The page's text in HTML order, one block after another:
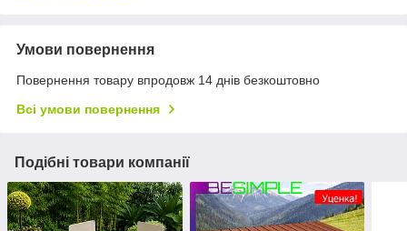
Умови повернення
Повернення товару впродовж 14 днів безкоштовно
Всі умови повернення
Подібні товари компанії